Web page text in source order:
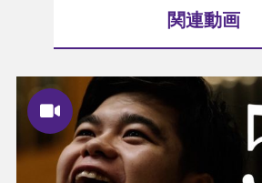
関連動画